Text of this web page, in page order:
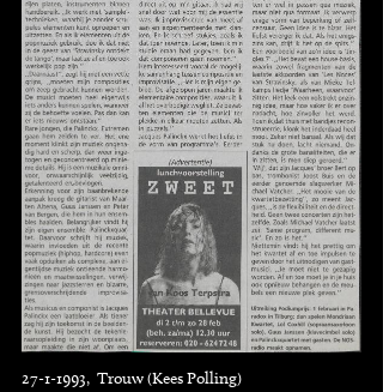
27-1-1993, Trouw (Kees Polling)